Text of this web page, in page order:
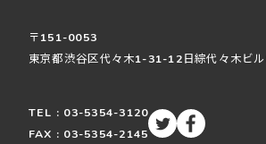
〒151-0053
東京都渋谷区代々木1-31-12日綜代々木ビ
TEL : 03-5354-3120
FAX : 03-5354-2145